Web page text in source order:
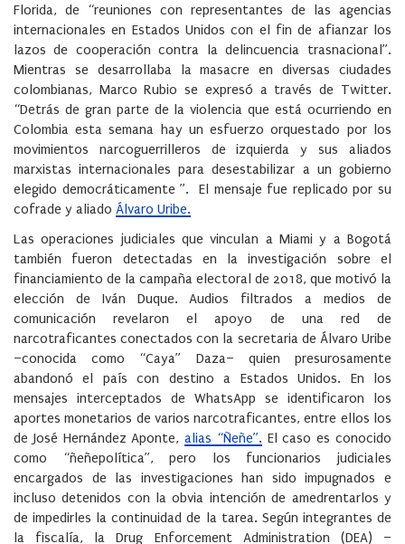
Florida, de “reuniones con representantes de las agencias
internacionales en Estados Unidos con el fin de afianzar los
lazos de cooperación contra la delincuencia trasnacional”.
Mientras se desarrollaba la masacre en diversas ciudades
colombianas, Marco Rubio se expresó a través de Twitter.
“Detrás de gran parte de la violencia que está ocurriendo en
Colombia esta semana hay un esfuerzo orquestado por los
movimientos narcoguerrilleros de izquierda y sus aliados
marxistas internacionales para desestabilizar a un gobierno
elegido democráticamente ”. El mensaje fue replicado por su
cofrade y aliado Álvaro Uribe.
Las operaciones judiciales que vinculan a Miami y a Bogotá
también fueron detectadas en la investigación sobre el
financiamiento de la campaña electoral de 2018, que motivó la
elección de Iván Duque. Audios filtrados a medios de
comunicación revelaron el apoyo de una red de
narcotraficantes conectados con la secretaria de Álvaro Uribe
–conocida como “Caya” Daza– quien presurosamente
abandonó el país con destino a Estados Unidos. En los
mensajes interceptados de WhatsApp se identificaron los
aportes monetarios de varios narcotraficantes, entre ellos los
de José Hernández Aponte,alias “Ñeñe”. El caso es conocido
como “ñeñepolítica”, pero los funcionarios judiciales
encargados de las investigaciones han sido impugnados e
incluso detenidos con la obvia intención de amedrentarlos y
de impedirles la continuidad de la tarea. Según integrantes de
la fiscalía, la Drug Enforcement Administration (DEA) –